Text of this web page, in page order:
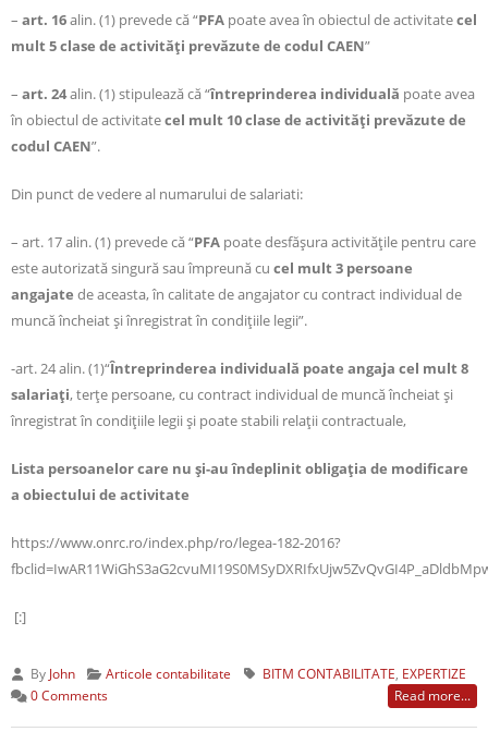
– art. 16alin. (1) prevede că “PFA poate avea în obiectul de activitatecel
mult 5 clase de activităţi prevăzute de codul CAEN”
– art. 24alin. (1) stipulează că “întreprinderea individuală poate avea
în obiectul de activitatecel mult 10 clase de activităţi prevăzute de
codul CAEN”.
Din punct de vedere al numarului de salariati:
– art. 17 alin. (1) prevede că “PFA poate desfăşura activităţile pentru care
este autorizată singură sau împreună cu cel mult 3 persoane
angajate de aceasta, în calitate de angajator cu contract individual de
muncă încheiat şi înregistrat în condiţiile legii”.
-art. 24 alin. (1)“Întreprinderea individuală poate angaja cel mult 8
salariaţi, terţe persoane, cu contract individual de muncă încheiat şi
înregistrat în condiţiile legii şi poate stabili relaţii contractuale,
Lista persoanelor care nu și-au îndeplinit obligația de modificare
a obiectului de activitate
https://www.onrc.ro/index.php/ro/legea-182-2016?
[:]
By John Articole contabilitate BITM CONTABILITATE EXPERTIZE
0 Comments
Read more...